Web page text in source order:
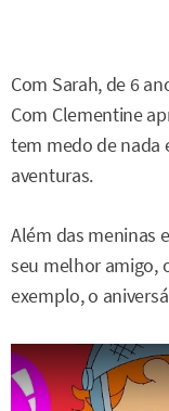
Com Sarah, de 6
Com Clementine
tem medo de nada
aventuras.
Além das meninas
seu melhor amigo,
exemplo, o